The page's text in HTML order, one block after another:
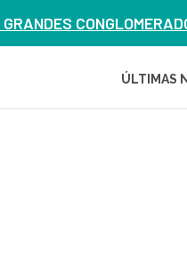
GRANDES
ÚLTIMAS